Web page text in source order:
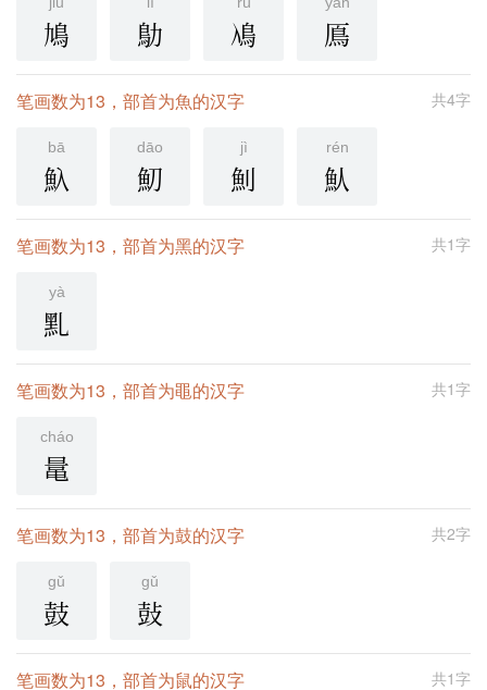
鳩 鳨 鳰 鳫
共4字
笔画数为13，部首为魚的汉字
bā
魞
dāo
魛
jì
魝
rén
魜
共1字
笔画数为13，部首为黑的汉字
yà
䵝
共1字
笔画数为13，部首为黽的汉字
cháo
鼌
共2字
笔画数为13，部首为鼓的汉字
gǔ
鼓
gǔ
鼔
共1字
笔画数为13，部首为鼠的汉字